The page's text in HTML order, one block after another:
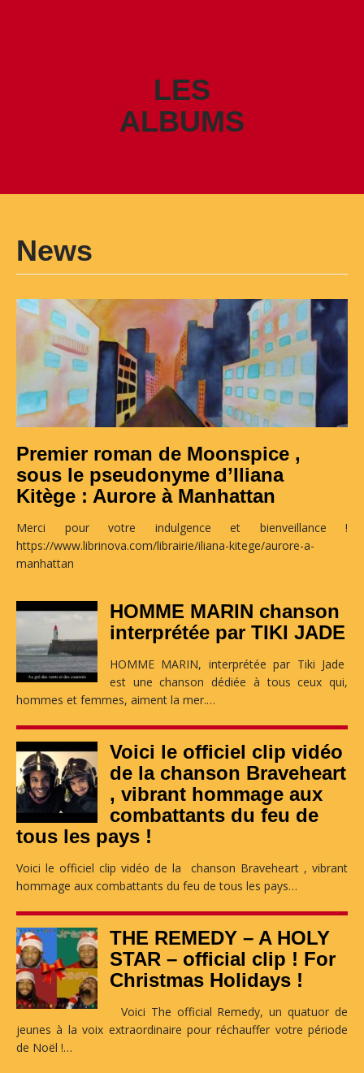
LES
ALBUMS
News
Premier roman de Moonspice ,
sous le pseudonyme d’Iliana
Kitège : Aurore à Manhattan
Merci pour votre indulgence et bienveillance !
https://www.librinova.com/librairie/iliana-kitege/aurore-a-
manhattan
HOMME MARIN chanson
interprétée par TIKI JADE
HOMME MARIN, interprétée par Tiki Jade
est une chanson dédiée à tous ceux qui,
hommes et femmes, aiment la mer.…
Voici le officiel clip vidéo
de la chanson Braveheart
, vibrant hommage aux
combattants du feu de
tous les pays !
Voici le officiel clip vidéo de la chanson Braveheart , vibrant
hommage aux combattants du feu de tous les pays…
THE REMEDY – A HOLY
STAR – official clip ! For
Christmas Holidays !
Voici The official Remedy, un quatuor de
jeunes à la voix extraordinaire pour réchauffer votre période
de Noël !…